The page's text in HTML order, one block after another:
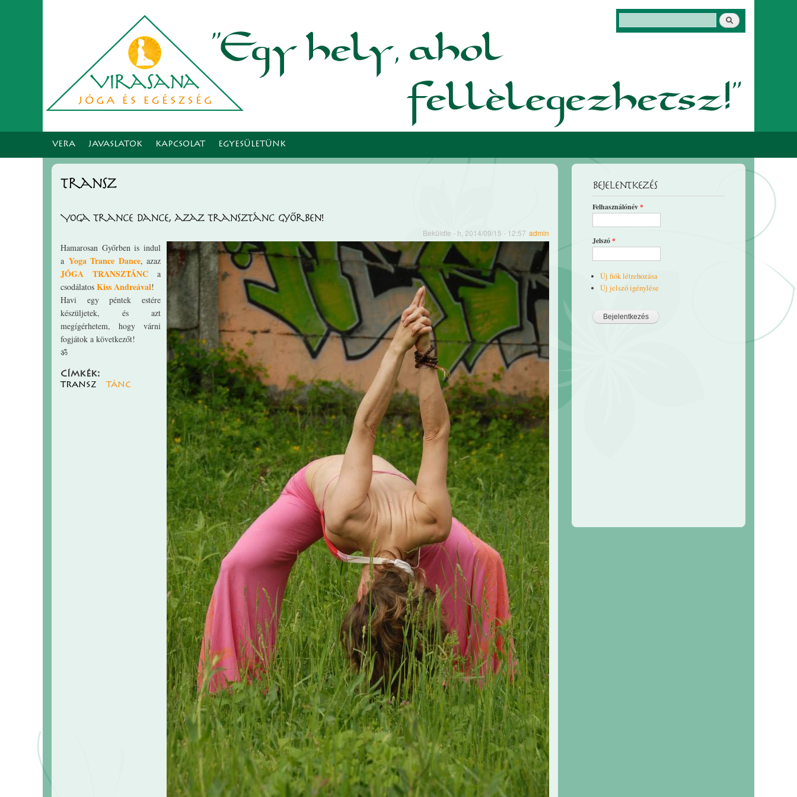
Keresés
VERA JAVASLATOK KAPCSOLAT EGYESÜLETÜNK
transz
Yoga Trance Dance, azaz Transztánc Győrben!
Beküldte admin
- h, 2014/09/15 - 12:57
Hamarosan Győrben is indul
a Yoga Trance Dance, azaz
JÓGA TRANSZTÁNC a
csodálatos Kiss Andreával!
Havi egy péntek estére
készüljetek, és azt
megígérhetem, hogy várni
fogjátok a következőt!
ॐ
Címkék:
transz
tánc
Bejelentkezés
Felhasználónév*
Jelszó*
Új fiók létrehozása
Új jelszó igénylése